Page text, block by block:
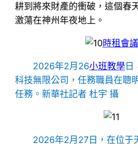
耕到將來財產的衝破，這個春
激蕩在神州年夜地上。
時租會議
2026年2月26小班教學 日
科技無限公司，任務職員在聰
任務。新華社記者 杜宇 攝
2026年2月27日，在位于